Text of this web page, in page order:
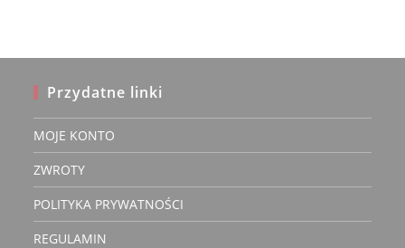
Przydatne linki
MOJE KONTO
ZWROTY
POLITYKA PRYWATNOŚCI
REGULAMIN